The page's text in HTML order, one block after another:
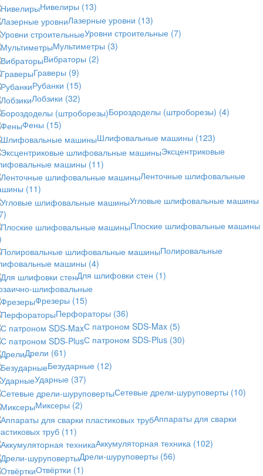
Нивелиры (13)
Лазерные уровни (13)
Уровни строительные (7)
Мультиметры (3)
Вибраторы (2)
Граверы (9)
Рубанки (15)
Лобзики (32)
Бороздоделы (штроборезы) (4)
Фены (15)
Шлифовальные машины (123)
Эксцентриковые
машины (11)
Ленточные шлифовальные
(11)
Угловые шлифовальные машины
Плоские шлифовальные машины
Полировальные
машины (4)
Для шлифовки стен (1)
шлифовальные
Фрезеры (15)
Перфораторы (36)
С патроном SDS-Max (5)
С патроном SDS-Plus (30)
Дрели (61)
Безударные (12)
Ударные (37)
Сетевые дрели-шуруповерты (10)
Миксеры (2)
Аппараты для сварки
труб (11)
Аккумуляторная техника (102)
Дрели-шуруповерты (56)
Отвёртки (1)